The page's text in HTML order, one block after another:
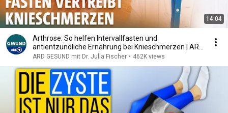
14:04
Arthrose: So helfen Intervallfasten und
antientzündliche Ernährung bei Knieschmerzen | ARD
GESUND
ARD GESUND mit Dr. Julia Fischer • 462K views